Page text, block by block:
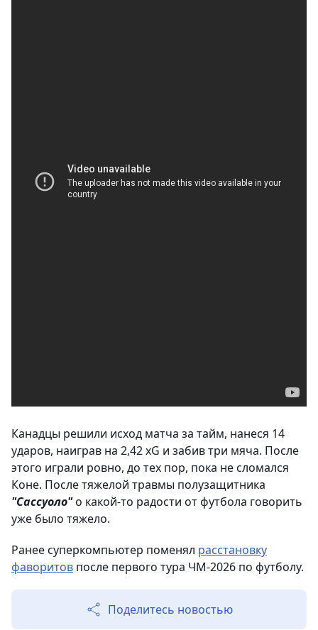
Канадцы решили исход матча за тайм, нанеся 14
ударов, наиграв на 2,42 xG и забив три мяча. После
этого играли ровно, до тех пор, пока не сломался
Коне. После тяжелой травмы полузащитника
"Сассуоло"о какой-то радости от футбола говорить
уже было тяжело.
Ранее суперкомпьютер поменял расстановку
фаворитов после первого тура ЧМ-2026 по футболу.
Поделитесь новостью